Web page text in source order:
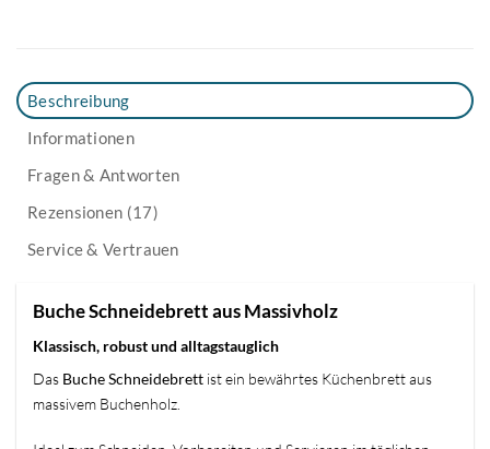
Beschreibung
Informationen
Fragen & Antworten
Rezensionen (17)
Service & Vertrauen
Buche Schneidebrett aus Massivholz
Klassisch, robust und alltagstauglich
Das Buche Schneidebrett ist ein bewährtes Küchenbrett aus
massivem Buchenholz.